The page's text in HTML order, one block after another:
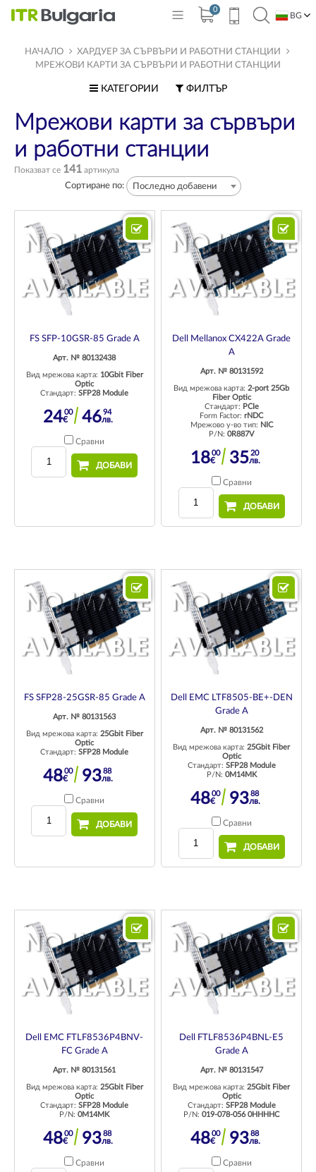
0
BG
НАЧАЛО
ХАРДУЕР ЗА СЪРВЪРИ И РАБОТНИ СТАНЦИИ
МРЕЖОВИ КАРТИ ЗА СЪРВЪРИ И РАБОТНИ СТАНЦИИ
КАТЕГОРИИ ФИЛТЪР
Мрежови карти за сървъри
и работни станции
Показват се 141 артикула
Сортиране по: Последно добавени
FS SFP-10GSR-85 Grade A
Арт. № 80132438
Вид мрежова карта: 10Gbit Fiber
Optic
Стандарт:SFP28 Module
2400
€ 4694
лв.
Сравни
ДОБАВИ
Dell Mellanox CX422A Grade
A
Арт. № 80131592
Вид мрежова карта:2-port 25Gb
Fiber Optic
Стандарт: PCIe
Form Factor:rNDC
Мрежово у-во тип: NIC
P/N:0R887V
1800
€ 3520
лв.
Сравни
ДОБАВИ
FS SFP28-25GSR-85 Grade A
Арт. № 80131563
Вид мрежова карта: 25Gbit Fiber
Optic
Стандарт:SFP28 Module
4800
€ 9388
лв.
Сравни
ДОБАВИ
Dell EMC LTF8505-BE+-DEN
Grade A
Арт. № 80131562
Вид мрежова карта:25Gbit Fiber
Optic
Стандарт: SFP28 Module
P/N: 0M14MK
4800
€ 9388
лв.
Сравни
ДОБАВИ
Dell EMC FTLF8536P4BNV-
FC Grade A
Арт. № 80131561
Вид мрежова карта: 25Gbit Fiber
Optic
Стандарт:SFP28 Module
P/N:0M14MK
4800
€ 9388
лв.
Сравни
Dell FTLF8536P4BNL-E5
Grade A
Арт. № 80131547
Вид мрежова карта:25Gbit Fiber
Optic
Стандарт: SFP28 Module
P/N:019-078-056 0HHHHC
4800
€ 9388
лв.
Сравни